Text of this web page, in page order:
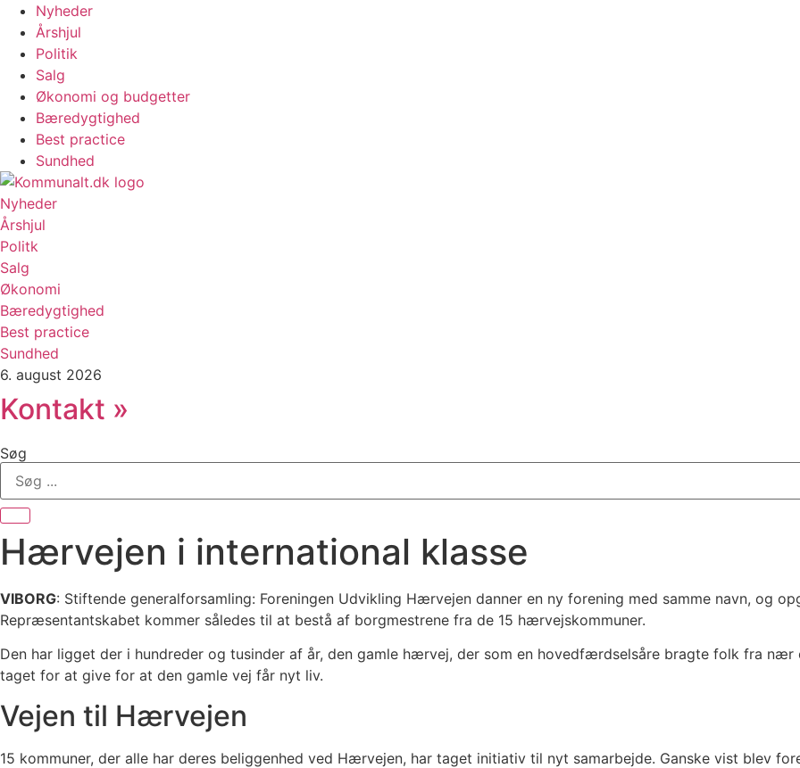
Videre
indhold
Nyheder
Årshjul
Politik
Salg
Økonomi og budgetter
Bæredygtighed
Best practice
Sundhed
Nyheder
Årshjul
Politk
Salg
Økonomi
Bæredygtighed
Best practice
Sundhed
6. august 2026
Kontakt »
Søg
Hærvejen i international klasse
VIBORG: Stiftende generalforsamling: Foreningen Udvikling Hærvejen danner en ny forening med samme navn, og
Repræsentantskabet kommer således til at bestå af borgmestrene fra de 15 hærvejskommuner.
Den har ligget der i hundreder og tusinder af år, den gamle hærvej, der som en hovedfærdselsåre bragte folk fra
taget for at give for at den gamle vej får nyt liv.
Vejen til Hærvejen
15 kommuner, der alle har deres beliggenhed ved Hærvejen, har taget initiativ til nyt samarbejde. Ganske vist blev